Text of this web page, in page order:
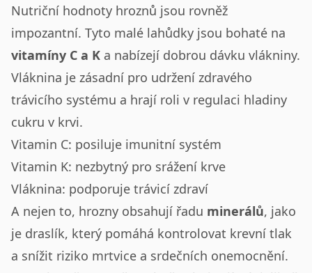
Nutriční hodnoty hroznů jsou rovněž
impozantní. Tyto malé lahůdky jsou bohaté na
vitamíny C a K a nabízejí dobrou dávku vlákniny.
Vláknina je zásadní pro udržení zdravého
trávicího systému a hrají roli v regulaci hladiny
cukru v krvi.
Vitamin C: posiluje imunitní systém
Vitamin K: nezbytný pro srážení krve
Vláknina: podporuje trávicí zdraví
A nejen to, hrozny obsahují řadu minerálů, jako
je draslík, který pomáhá kontrolovat krevní tlak
a snížit riziko mrtvice a srdečních onemocnění.